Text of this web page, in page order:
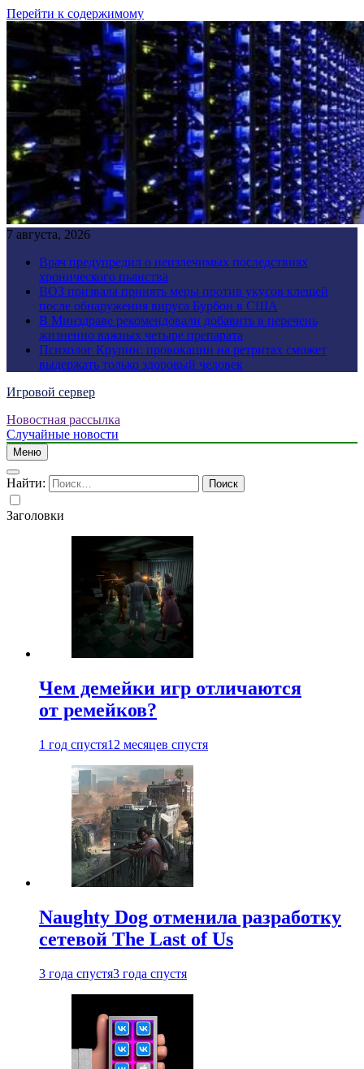
Перейти к содержимому
7 августа, 2026
Врач предупредил о неизлечимых последствиях
хронического пьянства
ВОЗ призвала принять меры против укусов клещей
после обнаружения вируса Бурбон в США
В Минздраве рекомендовали добавить в перечень
жизненно важных четыре препарата
Психолог Крупин: провокации на ретритах сможет
выдержать только здоровый человек
Игровой сервер
Новостная рассылка
Случайные новости
Меню
Найти:
Заголовки
Чем демейки игр отличаются
от ремейков?
1 год спустя12 месяцев спустя
Naughty Dog отменила разработку
сетевой The Last of Us
3 года спустя3 года спустя